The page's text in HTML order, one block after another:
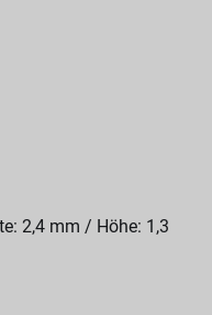
2,4 mm / Höhe: 1,3